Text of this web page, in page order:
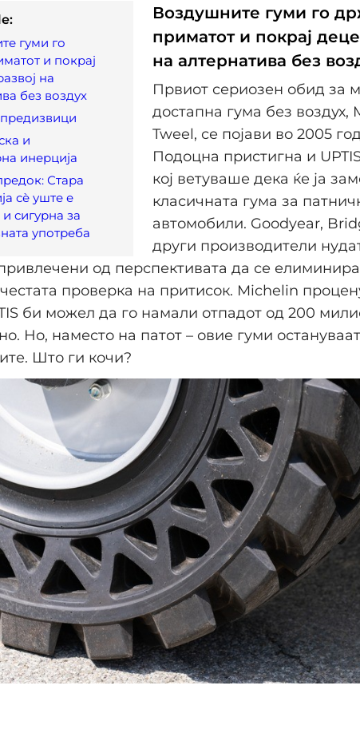
гуми го
и покрај
на
без воздух
и
инерција
Стара
сѐ уште е
сигурна за
употреба
Воздушните гуми го
приматот и покрај
на алтернатива без
Првиот сериозен обид за
достапна гума без воздух,
Tweel, се појави во 2005
Подоцна пристигна и
кој ветуваше дека ќе ја
класичната гума за
автомобили. Goodyear,
други производители
од перспективата да се
проверка на притисок. Michelin
би можел да го намали отпадот од 200
Но, наместо на патот – овие гуми
Што ги кочи?